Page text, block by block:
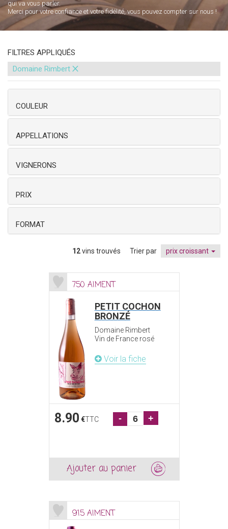
qui va vous parler.
Merci pour votre confiance et votre fidélité, vous pouvez compter sur nous !
FILTRES APPLIQUÉS
Domaine Rimbert ×
COULEUR
APPELLATIONS
VIGNERONS
PRIX
FORMAT
12vins trouvés Trier par prix croissant
750 AIMENT
PETIT COCHON
BRONZÉ
Domaine Rimbert
Vin de France rosé
Voir la fiche
8.90 €TTC - +
Ajouter au panier
915 AIMENT